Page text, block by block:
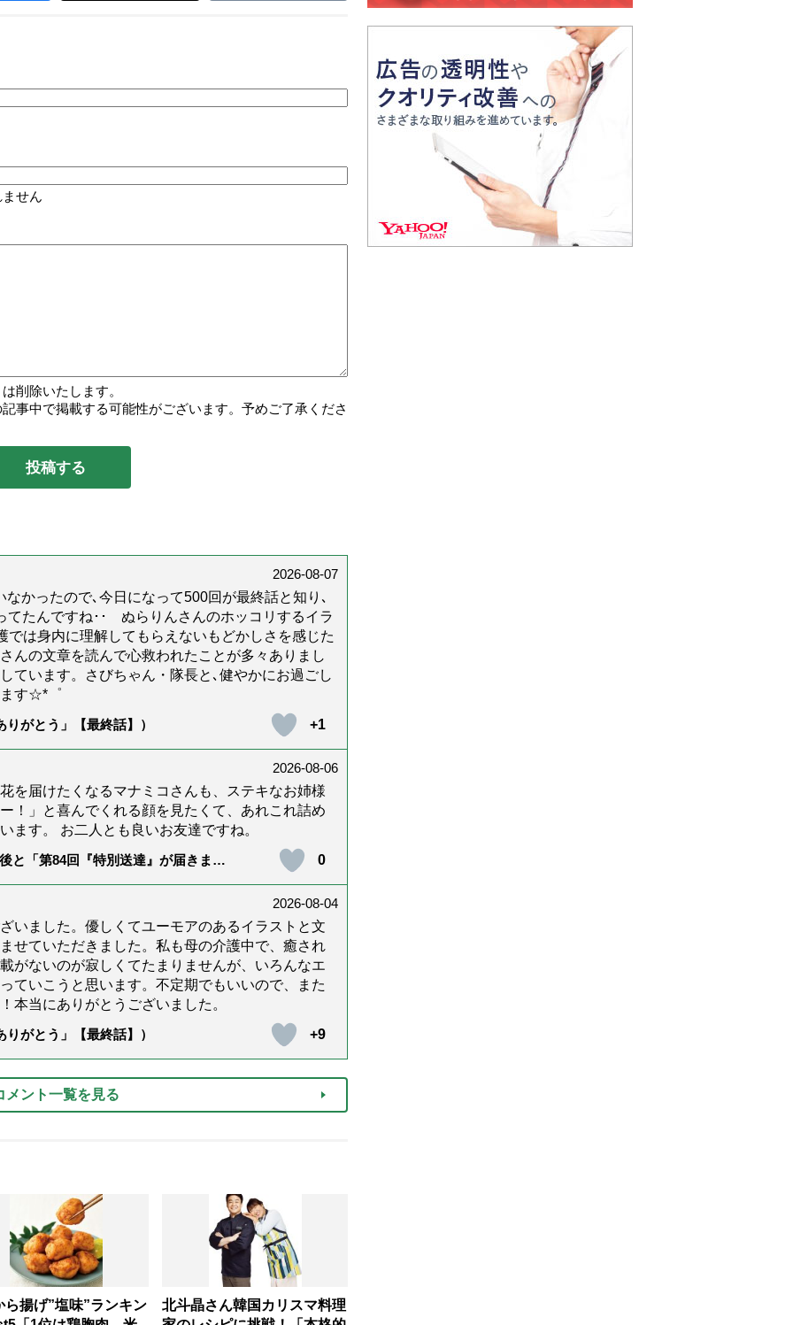
せん
削除いたします。
事中で掲載する可能性がございます。予めご了承くださ
2026-08-07
かったので､今日になって500回が最終話と知り､
たんですね･･ ぬらりんさんのホッコリするイラ
は身内に理解してもらえないもどかしさを感じた
んの文章を読んで心救われたことが多々ありまし
ています。さびちゃん・隊長と､健やかにお過ごし
ます☆*゜
がとう」【最終話】）
+1
2026-08-06
を届けたくなるマナミコさんも、ステキなお姉様
！」と喜んでくれる顔を見たくて、あれこれ詰め
ます。 お二人とも良いお友達ですね。
と「第84回『特別送達』が届きまし
0
2026-08-04
いました。優しくてユーモアのあるイラストと文
せていただきました。私も母の介護中で、癒され
がないのが寂しくてたまりませんが、いろんなエ
ていこうと思います。不定期でもいいので、また
本当にありがとうございました。
がとう」【最終話】）
+9
メント一覧を見る
ら揚げ”塩味”ランキン
北斗晶さん韓国カリスマ料理